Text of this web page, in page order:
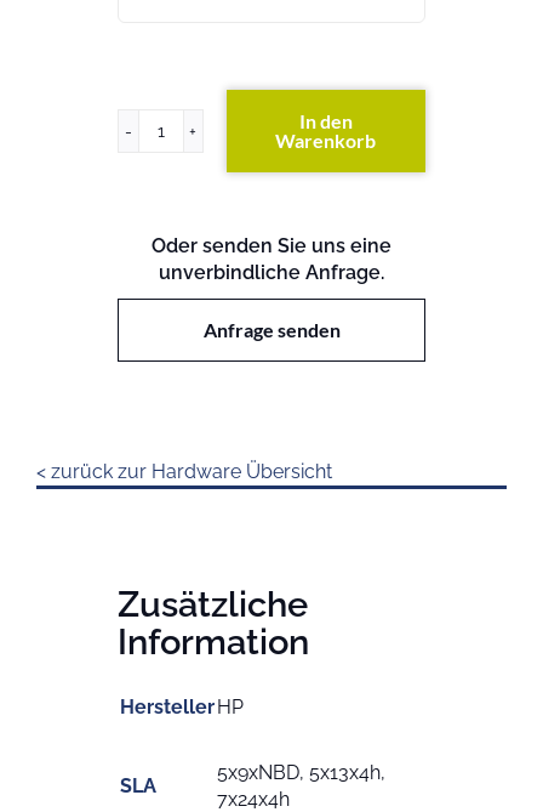
ProLiant
Server
Menge
In den
Warenkorb
Oder senden Sie uns eine
unverbindliche Anfrage.
Anfrage senden
< zurück zur Hardware Übersicht
Zusätzliche
Information
HerstellerHP
SLA
5x9xNBD, 5x13x4h,
7x24x4h